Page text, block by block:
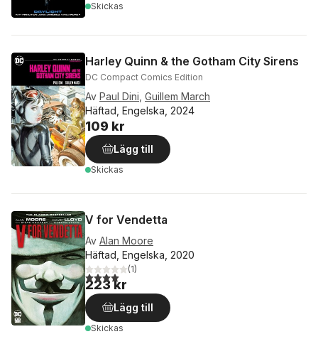
Skickas
Harley Quinn & the Gotham City Sirens
DC Compact Comics Edition
Av Paul Dini Guillem March
Häftad, Engelska, 2024
109 kr
Lägg till
Skickas
V for Vendetta
Av Alan Moore
Häftad, Engelska, 2020
4,0utav 5 stjärnor. Totalt antal röster:
(1)
223 kr
Lägg till
Skickas